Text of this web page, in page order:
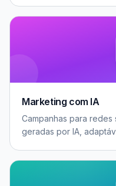
Marketing com IA
Campanhas para redes
geradas por IA,